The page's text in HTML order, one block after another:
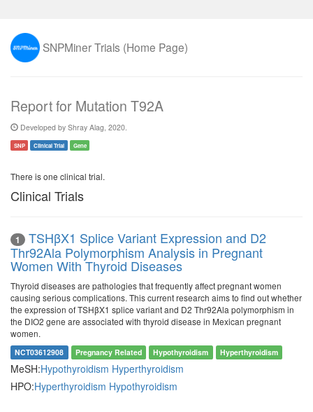
SNPMiner Trials (Home Page)
Report for Mutation T92A
Developed by Shray Alag, 2020.
SNP Clinical Trial Gene
There is one clinical trial.
Clinical Trials
1
TSHβX1 Splice Variant Expression and D2
Thr92Ala Polymorphism Analysis in Pregnant
Women With Thyroid Diseases
Thyroid diseases are pathologies that frequently affect pregnant women
causing serious complications. This current research aims to find out whether
the expression of TSHβX1 splice variant and D2 Thr92Ala polymorphism in
the DIO2 gene are associated with thyroid disease in Mexican pregnant
women.
NCT03612908 Pregnancy Related Hypothyroidism Hyperthyroidism
MeSH:Hypothyroidism Hyperthyroidism
HPO:Hyperthyroidism Hypothyroidism